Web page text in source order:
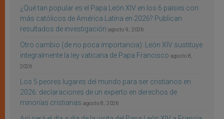
¿Qué tan popular es el Papa León XIV en los 6 países con
más católicos de América Latina en 2026? Publican
resultados de investigación agosto 9, 2026
Otro cambio (de no poca importancia): León XIV sustituye
integralmente la ley vaticana de Papa Francisco agosto 8,
2026
Los 5 peores lugares del mundo para ser cristianos en
2026: declaraciones de un experto en derechos de
minorías cristianas agosto 8, 2026